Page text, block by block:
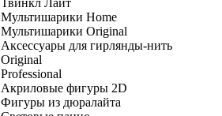
Мультишарики Home
Мультишарики Original
Аксессуары для гирлянды-нить
Original
Professional
Акриловые фигуры 2D
Фигуры из дюралайта